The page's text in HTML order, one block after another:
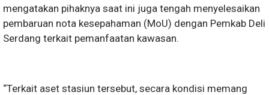
mengatakan pihaknya saat ini juga tengah menyelesaikan
pembaruan nota kesepahaman (MoU) dengan Pemkab Deli
Serdang terkait pemanfaatan kawasan.
“Terkait aset stasiun tersebut, secara kondisi memang